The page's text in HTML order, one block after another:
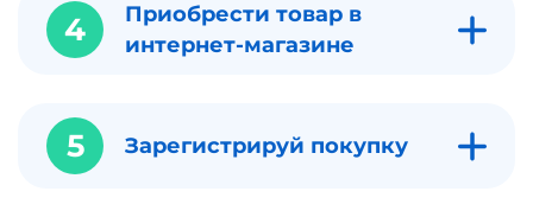
4
Приобрести товар в
интернет-магазине
5 Зарегистрируй покупку